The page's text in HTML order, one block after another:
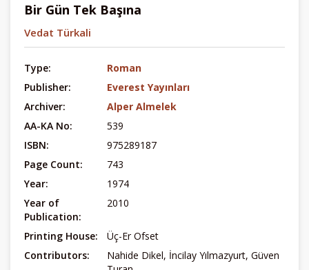
Bir Gün Tek Başına
Vedat Türkali
Type:
Roman
Publisher:
Everest Yayınları
Archiver:
Alper Almelek
AA-KA No:
539
ISBN:
975289187
Page Count:
743
Year:
1974
Year of
Publication:
2010
Printing House:
Üç-Er Ofset
Contributors:
Nahide Dikel, İncilay Yılmazyurt, Güven